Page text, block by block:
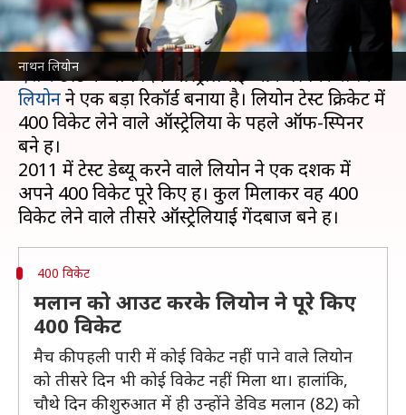
नाथन लियोन
क्या है खबर?
ऑस्ट्रेलिया और इंग्लैंड के बीच गाबा में खेले जा रहे पहले
एशेजटेस्ट के चौथे दिन ऑस्ट्रेलियाई ऑफ-स्पिनरनाथन
लियोनने एक बड़ा रिकॉर्ड बनाया है। लियोन टेस्ट क्रिकेट में
400 विकेट लेने वाले ऑस्ट्रेलिया के पहले ऑफ-स्पिनर
बने हैं।
2011 में टेस्ट डेब्यू करने वाले लियोन ने एक दशक में
अपने 400 विकेट पूरे किए हैं। कुल मिलाकर वह 400
400 विकेट
मलान को आउट करके लियोन ने पूरे किए
400 विकेट
मैच की पहली पारी में कोई विकेट नहीं पाने वाले लियोन
को तीसरे दिन भी कोई विकेट नहीं मिला था। हालांकि,
चौथे दिन की शुरुआत में ही उन्होंने डेविड मलान (82) को